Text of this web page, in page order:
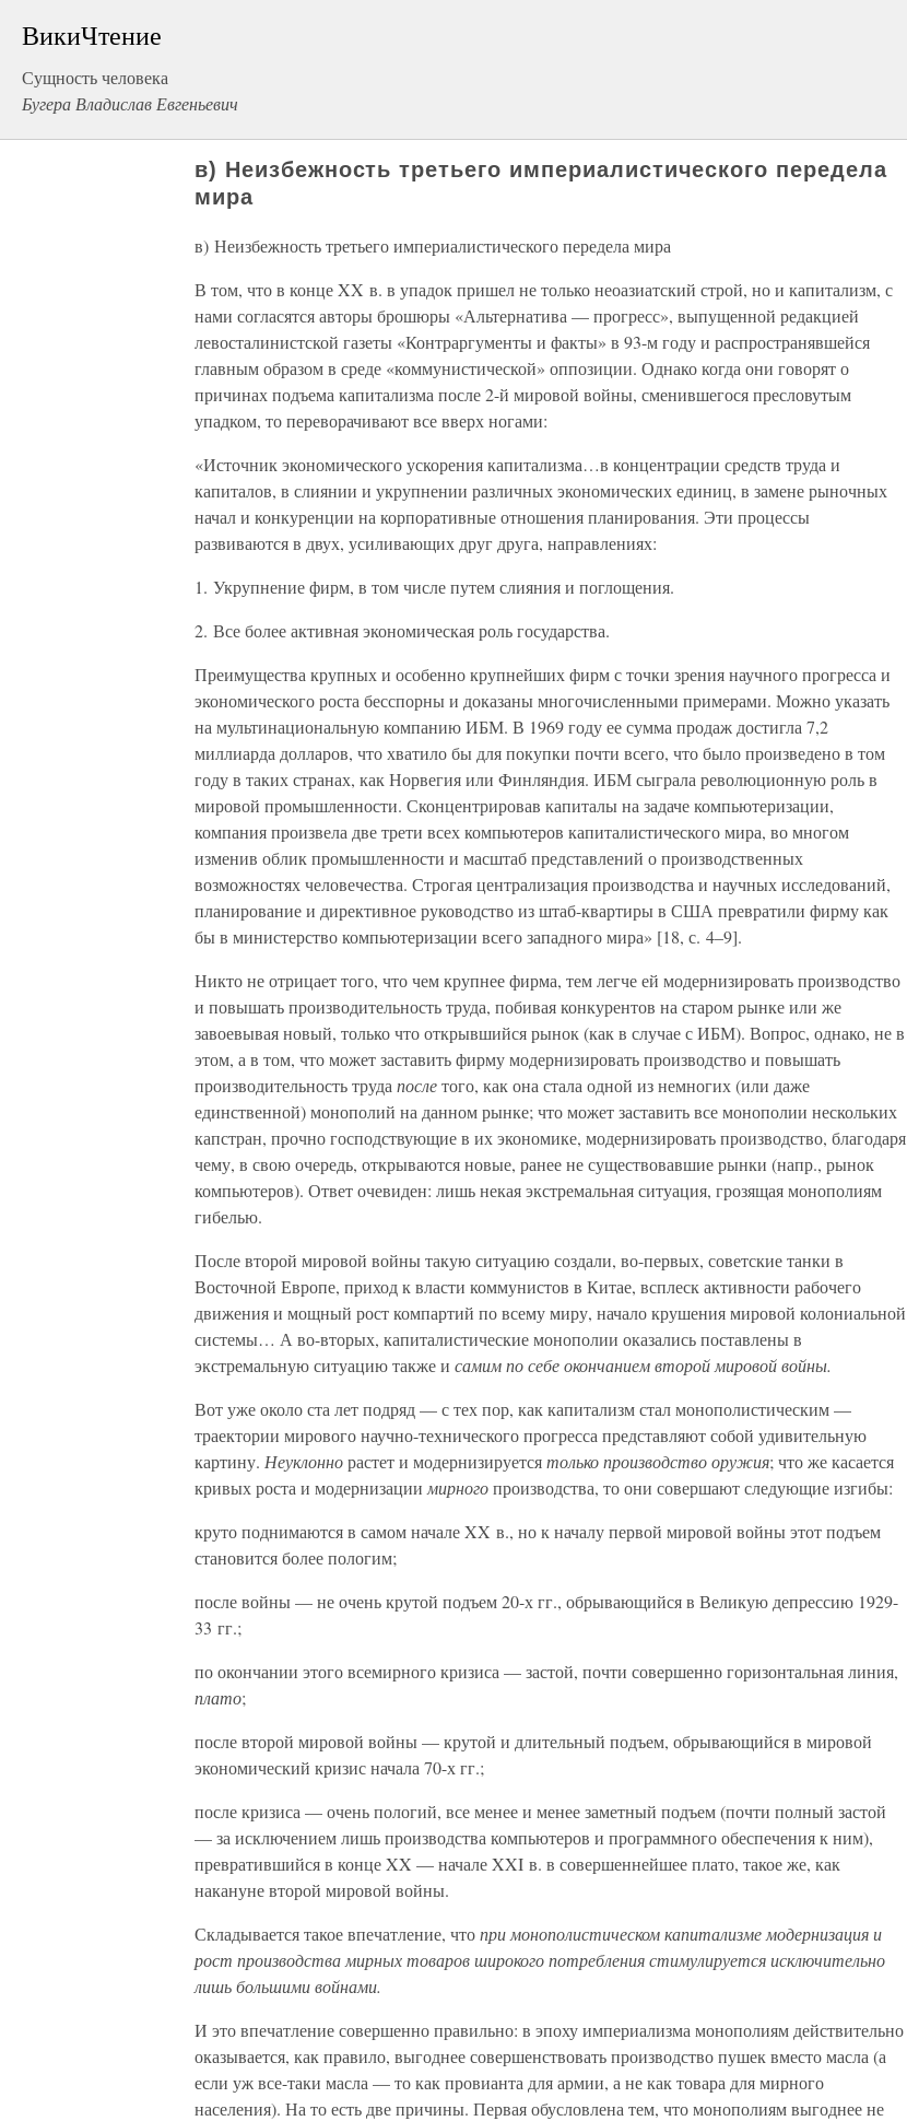
ВикиЧтение
Сущность человека
Бугера Владислав Евгеньевич
в) Неизбежность третьего империалистического передела
мира
в) Неизбежность третьего империалистического передела мира
В том, что в конце XX в. в упадок пришел не только неоазиатский строй, но и капитализм, с
нами согласятся авторы брошюры «Альтернатива — прогресс», выпущенной редакцией
левосталинистской газеты «Контраргументы и факты» в 93-м году и распространявшейся
главным образом в среде «коммунистической» оппозиции. Однако когда они говорят о
причинах подъема капитализма после 2-й мировой войны, сменившегося пресловутым
упадком, то переворачивают все вверх ногами:
«Источник экономического ускорения капитализма…в концентрации средств труда и
капиталов, в слиянии и укрупнении различных экономических единиц, в замене рыночных
начал и конкуренции на корпоративные отношения планирования. Эти процессы
развиваются в двух, усиливающих друг друга, направлениях:
1. Укрупнение фирм, в том числе путем слияния и поглощения.
2. Все более активная экономическая роль государства.
Преимущества крупных и особенно крупнейших фирм с точки зрения научного прогресса и
экономического роста бесспорны и доказаны многочисленными примерами. Можно указать
на мультинациональную компанию ИБМ. В 1969 году ее сумма продаж достигла 7,2
миллиарда долларов, что хватило бы для покупки почти всего, что было произведено в том
году в таких странах, как Норвегия или Финляндия. ИБМ сыграла революционную роль в
мировой промышленности. Сконцентрировав капиталы на задаче компьютеризации,
компания произвела две трети всех компьютеров капиталистического мира, во многом
изменив облик промышленности и масштаб представлений о производственных
возможностях человечества. Строгая централизация производства и научных исследований,
планирование и директивное руководство из штаб-квартиры в США превратили фирму как
бы в министерство компьютеризации всего западного мира» [18, с. 4–9].
Никто не отрицает того, что чем крупнее фирма, тем легче ей модернизировать производство
и повышать производительность труда, побивая конкурентов на старом рынке или же
завоевывая новый, только что открывшийся рынок (как в случае с ИБМ). Вопрос, однако, не в
этом, а в том, что может заставить фирму модернизировать производство и повышать
производительность труда послетого, как она стала одной из немногих (или даже
единственной) монополий на данном рынке; что может заставить все монополии нескольких
капстран, прочно господствующие в их экономике, модернизировать производство, благодаря
чему, в свою очередь, открываются новые, ранее не существовавшие рынки (напр., рынок
компьютеров). Ответ очевиден: лишь некая экстремальная ситуация, грозящая монополиям
гибелью.
После второй мировой войны такую ситуацию создали, во-первых, советские танки в
Восточной Европе, приход к власти коммунистов в Китае, всплеск активности рабочего
движения и мощный рост компартий по всему миру, начало крушения мировой колониальной
системы… А во-вторых, капиталистические монополии оказались поставлены в
экстремальную ситуацию также и самим по себе окончанием второй мировой войны.
Вот уже около ста лет подряд — с тех пор, как капитализм стал монополистическим —
траектории мирового научно-технического прогресса представляют собой удивительную
картину. Неуклоннорастет и модернизируетсятолько производство оружия; что же касается
кривых роста и модернизации мирногопроизводства, то они совершают следующие изгибы:
круто поднимаются в самом начале XX в., но к началу первой мировой войны этот подъем
становится более пологим;
после войны — не очень крутой подъем 20-х гг., обрывающийся в Великую депрессию 1929-
33 гг.;
по окончании этого всемирного кризиса — застой, почти совершенно горизонтальная линия,
плато;
после второй мировой войны — крутой и длительный подъем, обрывающийся в мировой
экономический кризис начала 70-х гг.;
после кризиса — очень пологий, все менее и менее заметный подъем (почти полный застой
— за исключением лишь производства компьютеров и программного обеспечения к ним),
превратившийся в конце XX — начале XXI в. в совершеннейшее плато, такое же, как
накануне второй мировой войны.
Складывается такое впечатление, чтопри монополистическом капитализме модернизация и
рост производства мирных товаров широкого потребления стимулируется исключительно
лишь большими войнами.
И это впечатление совершенно правильно: в эпоху империализма монополиям действительно
оказывается, как правило, выгоднее совершенствовать производство пушек вместо масла (а
если уж все-таки масла — то как провианта для армии, а не как товара для мирного
населения). На то есть две причины. Первая обусловлена тем, что монополиям выгоднее не